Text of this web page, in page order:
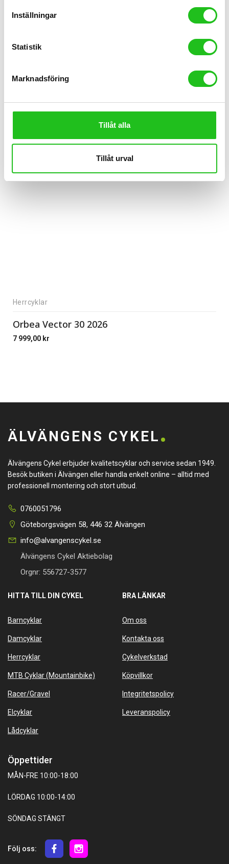
Inställningar
Statistik
Marknadsföring
Tillåt alla
Tillåt urval
8 999,00kr
Herrcyklar
Orbea Vector 30 2026
7 999,00 kr
ÄLVÄNGENS CYKEL
Älvängens Cykel erbjuder kvalitetscyklar och service sedan 1949.
Besök butiken i Älvängen eller handla enkelt online – alltid med
professionell montering och stort utbud.
0760051796
Göteborgsvägen 58, 446 32 Älvängen
info@alvangenscykel.se
Älvängens Cykel Aktiebolag
Orgnr: 556727-3577
HITTA TILL DIN CYKEL
Barncyklar
Damcyklar
Herrcyklar
MTB Cyklar (Mountainbike)
Racer/Gravel
Elcyklar
Lådcyklar
BRA LÄNKAR
Om oss
Kontakta oss
Cykelverkstad
Köpvillkor
Integritetspolicy
Leveranspolicy
Öppettider
MÅN-FRE 10:00-18:00
LÖRDAG 10:00-14:00
SÖNDAG STÄNGT
Följ oss: